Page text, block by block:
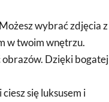
wybrać zdjęcia z
w twoim wnętrzu.
obrazów. Dzięki bogatej
się luksusem i